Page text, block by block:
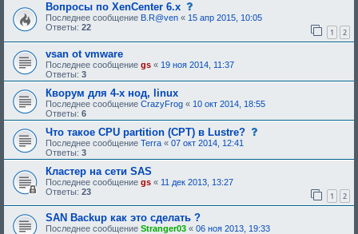
н
и
Вопросы по XenCenter 6.x
о
о
щ
н
е
т
р
е
б
у
ю
щ
е
о
о
б
р
Последнее сообщение B.R@ven « 15 апр 2015, 10:05
Ответы: 22 1 2
vsan ot vmware
Последнее сообщение gs « 19 ноя 2014, 11:37
Ответы: 3
Кворум для 4-х нод, linux
Последнее сообщение CrazyFrog « 10 окт 2014, 18:55
Ответы: 6
Что такое CPU partition (CPT) в Lustre?
б
е
т
Последнее сообщение Terra « 07 окт 2014, 12:41
Ответы: 3
Кластер на сети SAS
Последнее сообщение gs « 11 дек 2013, 13:27
Ответы: 23 1 2
SAN Backup как это сделать ?
Последнее сообщение Stranger03 « 06 ноя 2013, 19:33